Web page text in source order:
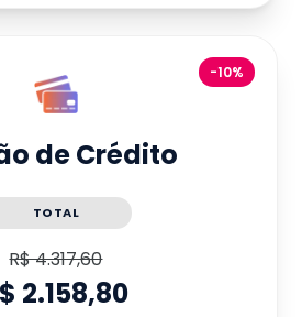
-10%
de Crédito
TOTAL
R$ 4.317,60
2.158,80